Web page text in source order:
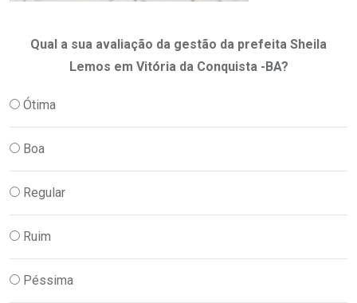
Qual a sua avaliação da gestão da prefeita Sheila
Lemos em Vitória da Conquista -BA?
Ótima
Boa
Regular
Ruim
Péssima